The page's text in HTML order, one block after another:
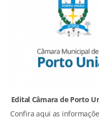
Edital Câmara de Porto
Confira aqui as